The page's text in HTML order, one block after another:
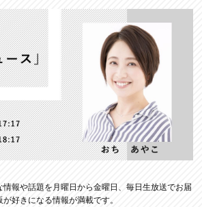
報や話題を月曜日から金曜日、毎日生放送でお届
好きになる情報が満載です。